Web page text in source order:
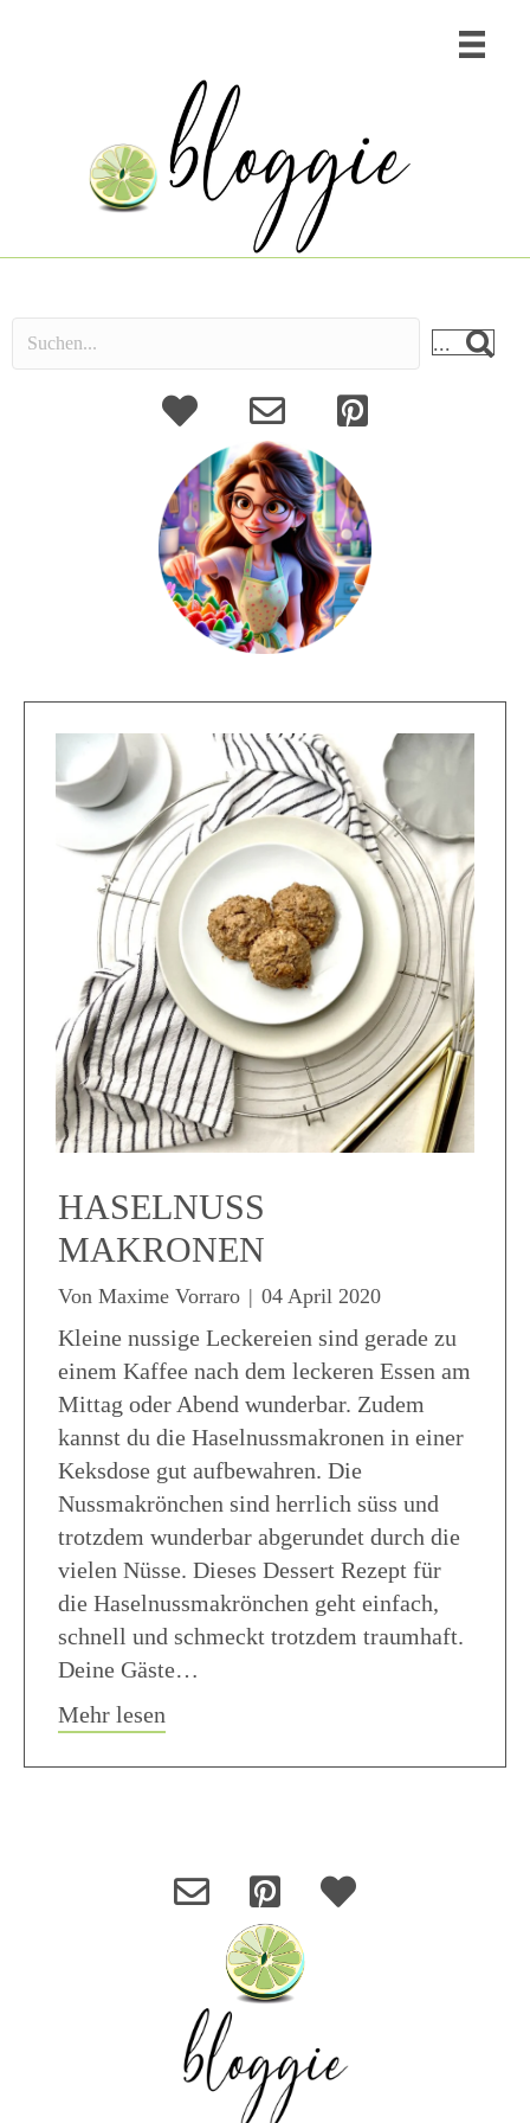
...
About Kontakt
HASELNUSS
MAKRONEN
Von Maxime Vorraro | 04 April 2020
Kleine nussige Leckereien sind gerade zu
einem Kaffee nach dem leckeren Essen am
Mittag oder Abend wunderbar. Zudem
kannst du die Haselnussmakronen in einer
Keksdose gut aufbewahren. Die
Nussmakrönchen sind herrlich süss und
trotzdem wunderbar abgerundet durch die
vielen Nüsse. Dieses Dessert Rezept für
die Haselnussmakrönchen geht einfach,
schnell und schmeckt trotzdem traumhaft.
Deine Gäste…
Mehr lesen